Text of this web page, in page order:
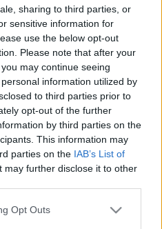
sharing to third parties, or
sensitive information for
use the below opt-out
Please note that after your
may continue seeing
information utilized by
to third parties prior to
opt-out of the further
by third parties on the
This information may
parties on the IAB’s List of
may further disclose it to other
uses one or more Google
Opt Outs
emellett Schweitzer
lépett színpadra, hogy
kifejezze
Katalin 1937-ben született
Vásárhelyi Magda, míg a
professzor növendéke volt.
évtizedeken át
pályáját 1960-ban, a
általános iskola
1969-től a Bartók Béla
- közismert nevén a